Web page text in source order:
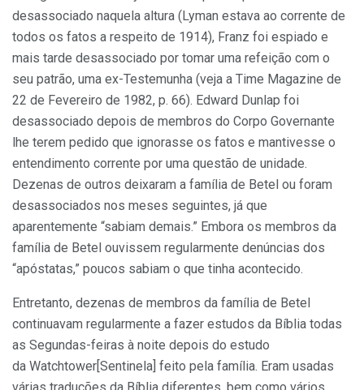
desassociado naquela altura (Lyman estava ao corrente de
todos os fatos a respeito de 1914), Franz foi espiado e
mais tarde desassociado por tomar uma refeição com o
seu patrão, uma ex-Testemunha (veja a Time Magazine de
22 de Fevereiro de 1982, p. 66). Edward Dunlap foi
desassociado depois de membros do Corpo Governante
lhe terem pedido que ignorasse os fatos e mantivesse o
entendimento corrente por uma questão de unidade.
Dezenas de outros deixaram a família de Betel ou foram
desassociados nos meses seguintes, já que
aparentemente “sabiam demais.” Embora os membros da
família de Betel ouvissem regularmente denúncias dos
“apóstatas,” poucos sabiam o que tinha acontecido.
Entretanto, dezenas de membros da família de Betel
continuavam regularmente a fazer estudos da Bíblia todas
as Segundas-feiras à noite depois do estudo
da Watchtower[Sentinela] feito pela família. Eram usadas